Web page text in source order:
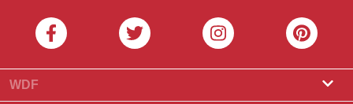
WDF